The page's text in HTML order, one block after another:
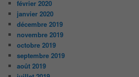
février 2020
janvier 2020
décembre 2019
novembre 2019
octobre 2019
septembre 2019
août 2019